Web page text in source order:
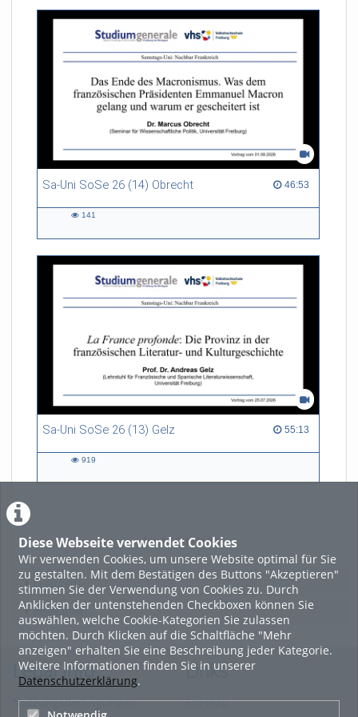
Diese Webseite verwendet Cookies
Wir verwenden Cookies, um unsere Website optimal für Sie
zu gestalten. Mit dem Bestätigen des Buttons "Akzeptieren"
stimmen Sie der Verwendung von Cookies zu. Durch
Anklicken der untenstehenden Checkboxen können Sie
auswählen, welche Cookie-Kategorien Sie zulassen
möchten. Durch Klicken auf die Schaltfläche "Mehr
anzeigen" erhalten Sie eine Beschreibung jeder Kategorie.
Weitere Informationen finden Sie in unserer
Datenschutzerklärung.
Sa-Uni SoSe 26 (14) Obrecht 46:53
46:53 duration
141
Sa-Uni SoSe 26 (13) Gelz 55:13
55:13 duration
919
LADE MEHR
Featured
Beliebtheit
Legal Info
Nutzungsbedingungen
Links
Sitemap